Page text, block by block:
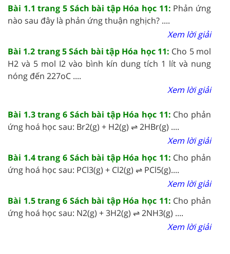
Bài 1.1 trang 5 Sách bài tập Hóa học 11: Phản ứng
nào sau đây là phản ứng thuận nghịch? ....
Xem lời giải
Bài 1.2 trang 5 Sách bài tập Hóa học 11: Cho 5 mol
H2 và 5 mol I2 vào bình kín dung tích 1 lít và nung
nóng đến 227oC ....
Xem lời giải
Bài 1.3 trang 6 Sách bài tập Hóa học 11: Cho phản
ứng hoá học sau: Br2(g) + H2(g) ⇌ 2HBr(g) ....
Xem lời giải
Bài 1.4 trang 6 Sách bài tập Hóa học 11: Cho phản
ứng hoá học sau: PCl3(g) + Cl2(g) ⇌ PCl5(g)....
Xem lời giải
Bài 1.5 trang 6 Sách bài tập Hóa học 11: Cho phản
ứng hoá học sau: N2(g) + 3H2(g) ⇌ 2NH3(g) ....
Xem lời giải